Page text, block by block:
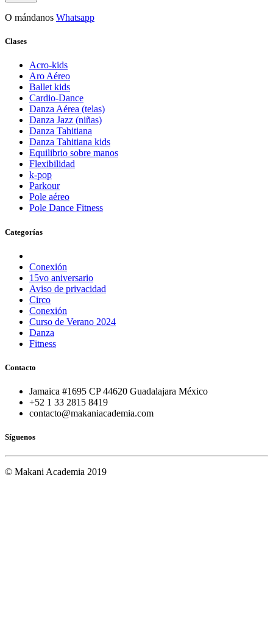
O mándanos Whatsapp
Clases
Acro-kids
Aro Aéreo
Ballet kids
Cardio-Dance
Danza Aérea (telas)
Danza Jazz (niñas)
Danza Tahitiana
Danza Tahitiana kids
Equilibrio sobre manos
Flexibilidad
k-pop
Parkour
Pole aéreo
Pole Dance Fitness
Categorías
Conexión
15vo aniversario
Aviso de privacidad
Circo
Conexión
Curso de Verano 2024
Danza
Fitness
Contacto
Jamaica #1695 CP 44620 Guadalajara México
+52 1 33 2815 8419
contacto@makaniacademia.com
Síguenos
© Makani Academia 2019